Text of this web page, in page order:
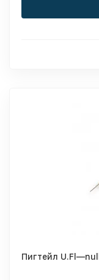
Пигтейл U.Fl—null